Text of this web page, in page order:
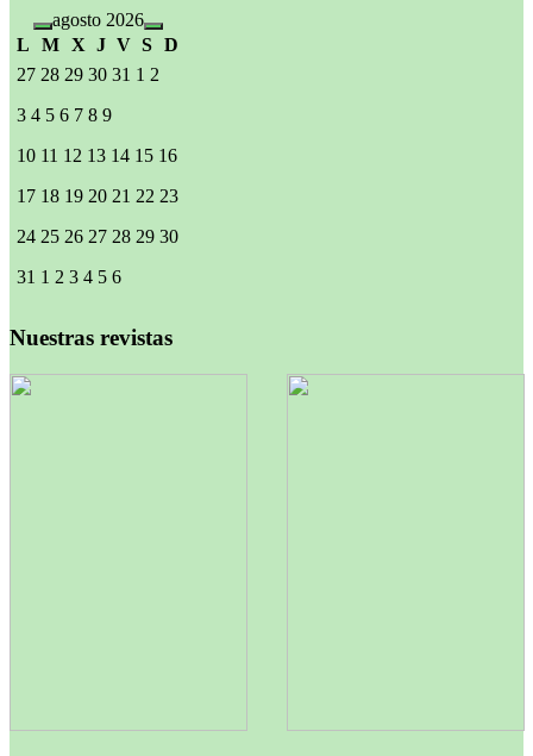
agosto 2026
L
M X J V S D
27 28 29 30 31 1 2
3 4 5 6 7 8 9
10 11 12 13 14 15 16
17 18 19 20 21 22 23
24 25 26 27 28 29 30
31 1 2 3 4 5 6
Nuestras revistas